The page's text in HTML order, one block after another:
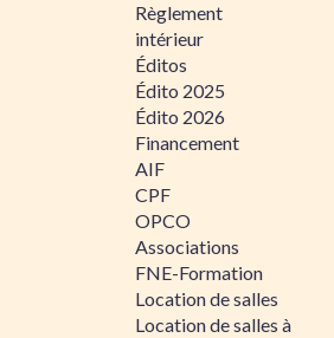
Règlement
intérieur
Éditos
Édito 2025
Édito 2026
Financement
AIF
CPF
OPCO
Associations
FNE-Formation
Location de salles
Location de salles à